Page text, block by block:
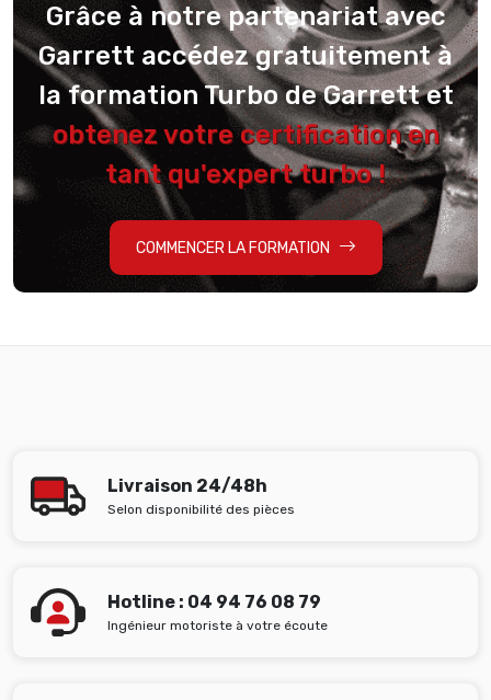
Grâce à notre partenariat avec
Garrett accédez gratuitement à
la formation Turbo de Garrett et
obtenez votre certification en
tant qu'expert turbo !
COMMENCER LA FORMATION
Livraison 24/48h
Selon disponibilité des pièces
Hotline : 04 94 76 08 79
Ingénieur motoriste à votre écoute